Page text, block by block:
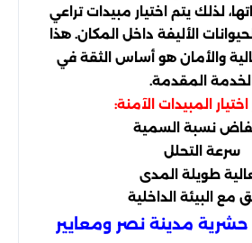
لذلك يتم اختيار مبيدات تراعي
الأليفة داخل المكان. هذا
والأمان هو أساس الثقة في
الخدمة المقدمة.
اختيار المبيدات الآمنة:
نسبة السمية
سرعة التحلل
طويلة المدى
مع البيئة الداخلية
مدينة نصر ومعايير